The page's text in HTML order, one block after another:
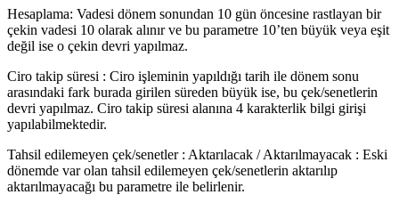
Hesaplama: Vadesi dönem sonundan 10 gün öncesine rastlayan bir
çekin vadesi 10 olarak alınır ve bu parametre 10’ten büyük veya eşit
değil ise o çekin devri yapılmaz.
Ciro takip süresi : Ciro işleminin yapıldığı tarih ile dönem sonu
arasındaki fark burada girilen süreden büyük ise, bu çek/senetlerin
devri yapılmaz. Ciro takip süresi alanına 4 karakterlik bilgi girişi
yapılabilmektedir.
Tahsil edilemeyen çek/senetler : Aktarılacak / Aktarılmayacak : Eski
dönemde var olan tahsil edilemeyen çek/senetlerin aktarılıp
aktarılmayacağı bu parametre ile belirlenir.